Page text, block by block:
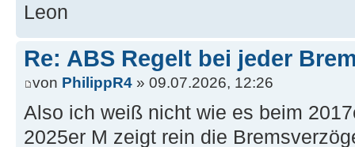
Leon
Re: ABS Regelt bei jeder
von PhilippR4 » 09.07.2026, 12:26
Also ich weiß nicht wie es beim
2025er M zeigt rein die